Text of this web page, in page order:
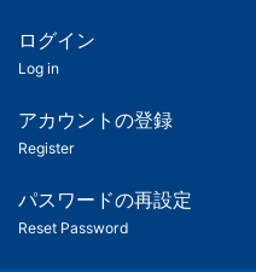
ツ
匿
名
ユ
ー
ログイン
Log in
アカウントの登録
Register
パスワードの再設定
Reset Password